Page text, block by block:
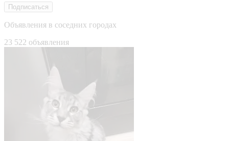
Подписаться
Объявления в соседних городах
23 522 объявления